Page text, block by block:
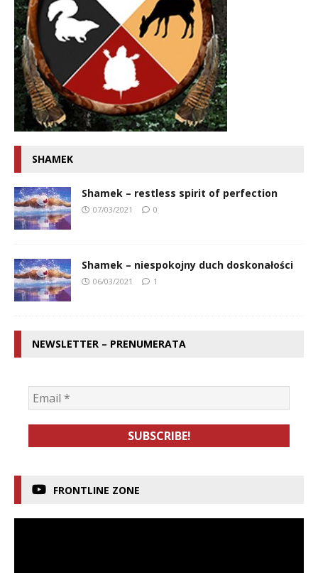
SHAMEK
Shamek – restless spirit of perfection
07/03/2021 0
Shamek – niespokojny duch doskonałości
06/03/2021 1
NEWSLETTER – PRENUMERATA
FRONTLINE ZONE